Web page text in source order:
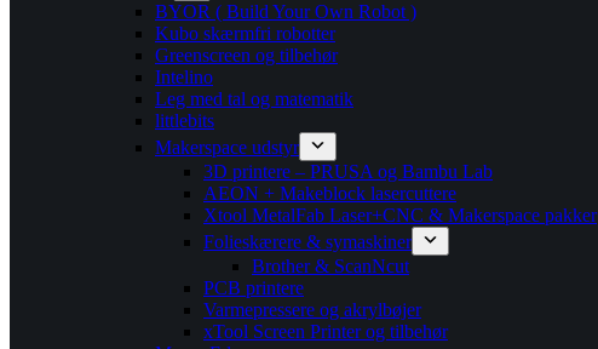
BYOR ( Build Your Own Robot )
Kubo skærmfri robotter
Greenscreen og tilbehør
Intelino
Leg med tal og matematik
littlebits
Makerspace udstyr
3D printere – PRUSA og Bambu Lab
AEON + Makeblock lasercuttere
Xtool MetalFab Laser+CNC & Makerspace pakker
Folieskærere & symaskiner
Brother & ScanNcut
PCB printere
Varmepressere og akrylbøjer
xTool Screen Printer og tilbehør